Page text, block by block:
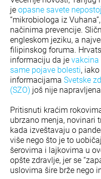
je opasne savete
“mikrobiologa iz
načinima prevencije.
engleskom jeziku, a
filipinskog foruma.
informaciju da je vakcina
same pojave bolesti,
informacijama Svetske
(SZO) još nije
Pritisnuti kraćim
ubrzano menja, novinari
kada izveštavaju o
više nego što je to
šerovima i lajkovima u
opšte zdravlje, jer se
uslovima šire brže nego